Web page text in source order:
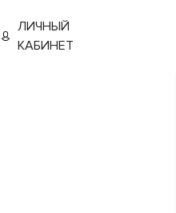
ЛИЧНЫЙ
КАБИНЕТ